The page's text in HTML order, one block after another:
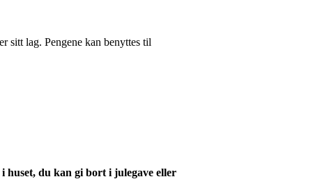
sitt lag. Pengene kan benyttes til
huset, du kan gi bort i julegave eller